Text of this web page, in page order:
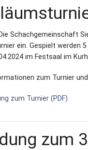
Die Schachgemeinschaft
ein. Gespielt werden
im Festsaal im
zum Turnier
zum Turnier (PDF)
zum